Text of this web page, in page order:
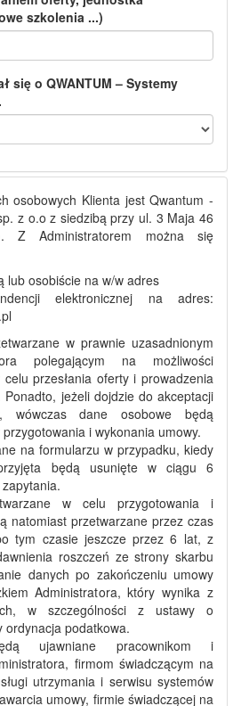
szkolenia ...)
się o QWANTUM – Systemy
osobowych Klienta jest Qwantum -
z o.o z siedzibą przy ul. 3 Maja 46
Z Administratorem można się
lub osobiście na w/w adres
elektronicznej na adres:
w prawnie uzasadnionym
polegającym na możliwości
przesłania oferty i prowadzenia
Ponadto, jeżeli dojdzie do akceptacji
wówczas dane osobowe będą
i wykonania umowy.
na formularzu w przypadku, kiedy
będą usunięte w ciągu 6
w celu przygotowania i
natomiast przetwarzane przez czas
tym czasie jeszcze przez 6 lat, z
roszczeń ze strony skarbu
danych po zakończeniu umowy
Administratora, który wynika z
w szczególności z ustawy o
ordynacja podatkowa.
ujawniane pracownikom i
firmom świadczącym na
utrzymania i serwisu systemów
umowy, firmie świadczącej na